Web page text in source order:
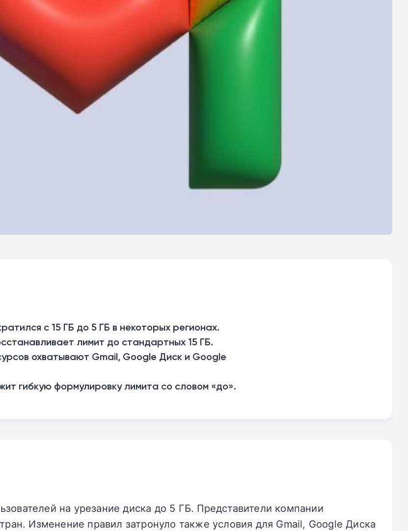
с 15 ГБ до 5 ГБ в некоторых регионах.
лимит до стандартных 15 ГБ.
охватывают Gmail, Google Диск и Google
гибкую формулировку лимита со словом «до».
на урезание диска до 5 ГБ. Представители компании
Изменение правил затронуло также условия для Gmail, Google Диска